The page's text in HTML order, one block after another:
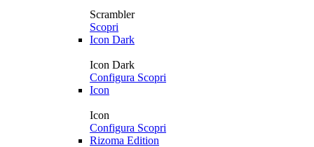
Scrambler
Scopri
Icon Dark
Icon Dark
Configura Scopri
Icon
Icon
Configura Scopri
Rizoma Edition